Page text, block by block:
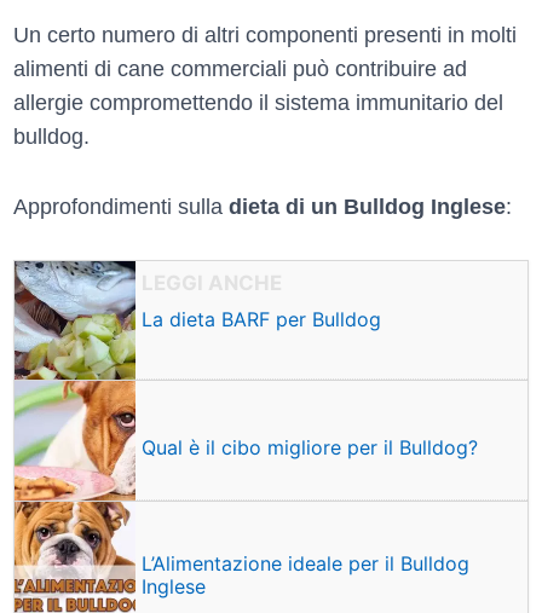
Un certo numero di altri componenti presenti in molti
alimenti di cane commerciali può contribuire ad
allergie compromettendo il sistema immunitario del
bulldog.
Approfondimenti sulla dieta di un Bulldog Inglese:
La dieta BARF per Bulldog
Qual è il cibo migliore per il Bulldog?
L’Alimentazione ideale per il Bulldog
Inglese